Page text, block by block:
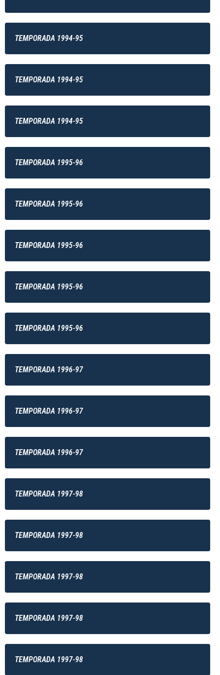
TEMPORADA 1994-95
TEMPORADA 1994-95
TEMPORADA 1994-95
TEMPORADA 1995-96
TEMPORADA 1995-96
TEMPORADA 1995-96
TEMPORADA 1995-96
TEMPORADA 1995-96
TEMPORADA 1996-97
TEMPORADA 1996-97
TEMPORADA 1996-97
TEMPORADA 1997-98
TEMPORADA 1997-98
TEMPORADA 1997-98
TEMPORADA 1997-98
TEMPORADA 1997-98